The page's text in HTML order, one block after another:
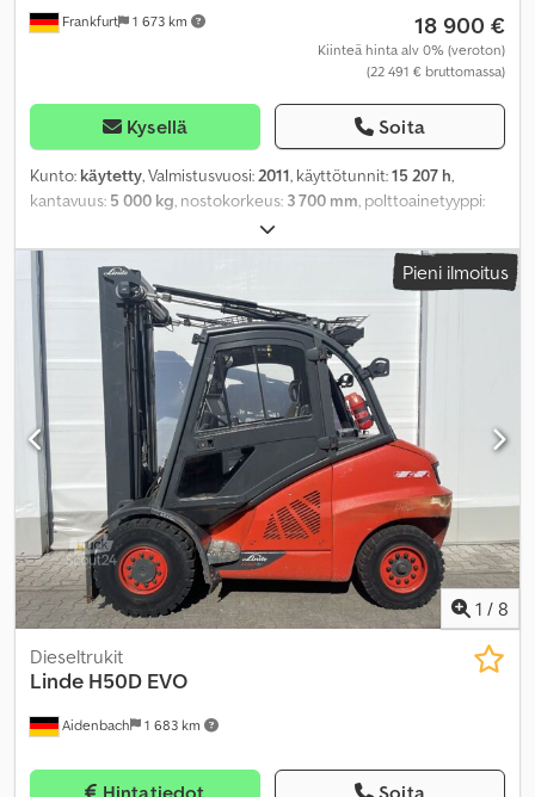
Frankfurt 1 673 km 18 900 €
Kiinteä hinta alv 0% (veroton)
(22 491 € bruttomassa)
Kysellä Soita
Kunto: käytetty, Valmistusvuosi:2011, käyttötunnit:15 207 h,
kantavuus: 5 000 kg, nostokorkeus: 3 700 mm, polttoainetyyppi:
2 750 mm
prosentti, omamassa:7 780 kg, väri:muu,
Pieni ilmoitus
1 / 8
Aidenbach 1 683 km
Dieseltrukit
Linde H50D EVO
Hintatiedot Soita